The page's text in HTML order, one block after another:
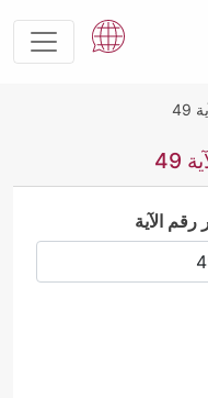
49
رقم الآية